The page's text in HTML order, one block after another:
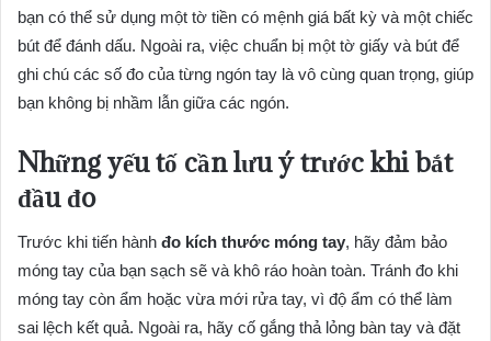
bạn có thể sử dụng một tờ tiền có mệnh giá bất kỳ và một chiếc
bút để đánh dấu. Ngoài ra, việc chuẩn bị một tờ giấy và bút để
ghi chú các số đo của từng ngón tay là vô cùng quan trọng, giúp
bạn không bị nhầm lẫn giữa các ngón.
Những yếu tố cần lưu ý trước khi bắt
đầu đo
Trước khi tiến hành đo kích thước móng tay, hãy đảm bảo
móng tay của bạn sạch sẽ và khô ráo hoàn toàn. Tránh đo khi
móng tay còn ẩm hoặc vừa mới rửa tay, vì độ ẩm có thể làm
sai lệch kết quả. Ngoài ra, hãy cố gắng thả lỏng bàn tay và đặt